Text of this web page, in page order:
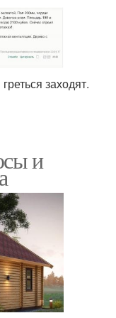
заходят.
и